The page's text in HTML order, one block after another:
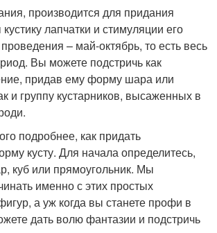
производится для придания
лапчатки и стимуляции его
– май-октябрь, то есть весь
Вы можете подстричь как
придав ему форму шара или
и группу кустарников, высаженных в
подробнее, как придать
кусту. Для начала определитесь,
куб или прямоугольник. Мы
именно с этих простых
а уж когда вы станете профи в
дать волю фантазии и подстричь